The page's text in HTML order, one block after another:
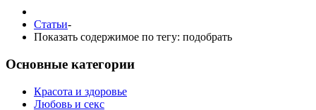
Статьи-
Показать содержимое по тегу: подобрать
Основные категории
Красота и здоровье
Любовь и секс